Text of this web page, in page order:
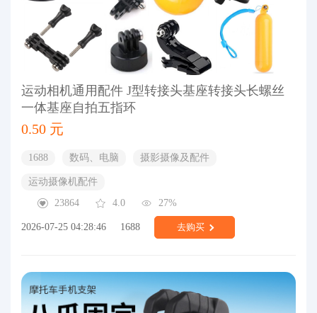
运动相机通用配件 J型转接头基座转接头长螺丝
一体基座自拍五指环
0.50 元
1688 数码、电脑 摄影摄像及配件
运动摄像机配件
23864
4.0 27%
2026-07-25 04:28:46 1688 去购买